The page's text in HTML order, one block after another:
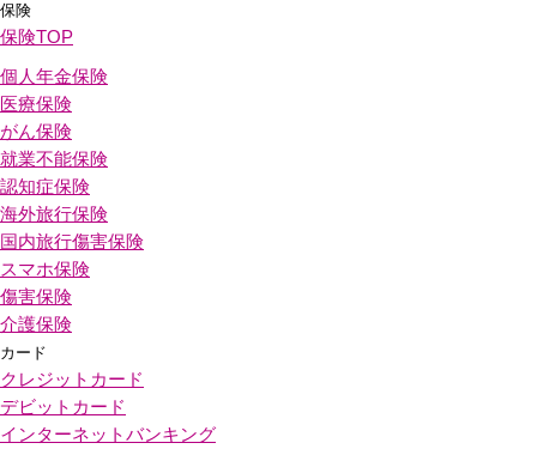
保険
保険TOP
個人年金保険
医療保険
がん保険
就業不能保険
認知症保険
海外旅行保険
国内旅行傷害保険
スマホ保険
傷害保険
介護保険
カード
クレジットカード
デビットカード
インターネットバンキング